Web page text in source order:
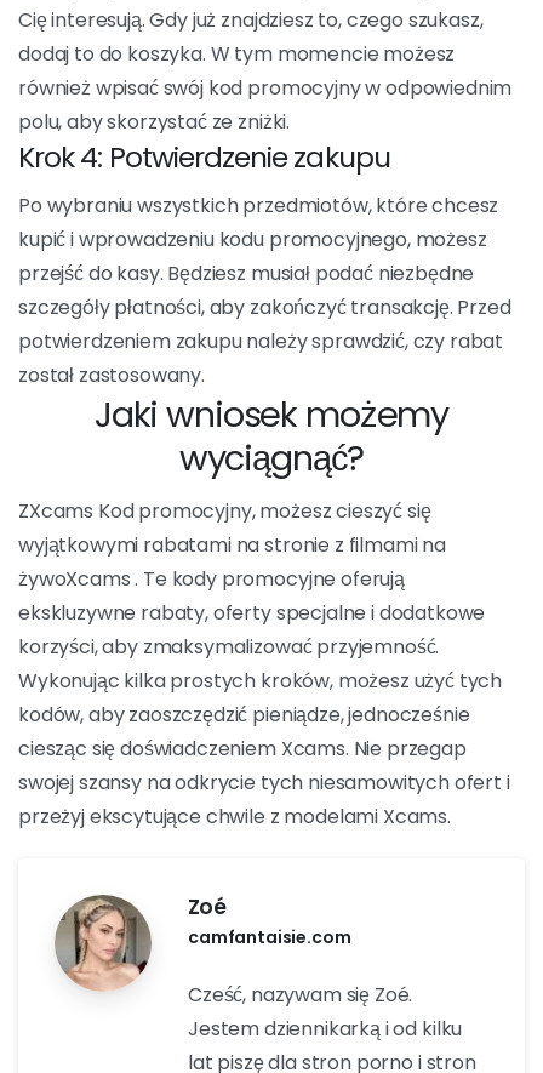
Jeśli nie masz jeszcze konta Xcams, musisz je
utworzyć, aby móc użyć kodu promocyjnego. Wejdź na
stronę Xcams i utwórz konto, podając niezbędne
informacje. Po utworzeniu konta możesz przejść do
następnego kroku.
Krok 3: Wybierz swoją ofertę
Po zalogowaniu się na swoje konto Xcams, przejrzyj
stronę, aby znaleźć wideo na żywo lub funkcje, które
Cię interesują. Gdy już znajdziesz to, czego szukasz,
dodaj to do koszyka. W tym momencie możesz
również wpisać swój kod promocyjny w odpowiednim
polu, aby skorzystać ze zniżki.
Krok 4: Potwierdzenie zakupu
Po wybraniu wszystkich przedmiotów, które chcesz
kupić i wprowadzeniu kodu promocyjnego, możesz
przejść do kasy. Będziesz musiał podać niezbędne
szczegóły płatności, aby zakończyć transakcję. Przed
potwierdzeniem zakupu należy sprawdzić, czy rabat
został zastosowany.
Jaki wniosek możemy
wyciągnąć?
ZXcams Kod promocyjny, możesz cieszyć się
ekskluzywne rabaty, oferty specjalne i dodatkowe
korzyści, aby zmaksymalizować przyjemność.
Wykonując kilka prostych kroków, możesz użyć tych
kodów, aby zaoszczędzić pieniądze, jednocześnie
ciesząc się doświadczeniem Xcams. Nie przegap